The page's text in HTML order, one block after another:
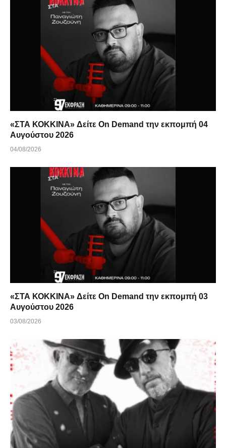
«ΣΤΑ ΚΟΚΚΙΝΑ» Δείτε On Demand την εκπομπή 04
Αυγούστου 2026
04/08/2026
«ΣΤΑ ΚΟΚΚΙΝΑ» Δείτε On Demand την εκπομπή 03
Αυγούστου 2026
03/08/2026